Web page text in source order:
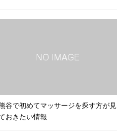
谷で初めてマッサージを探す方が見
おきたい情報